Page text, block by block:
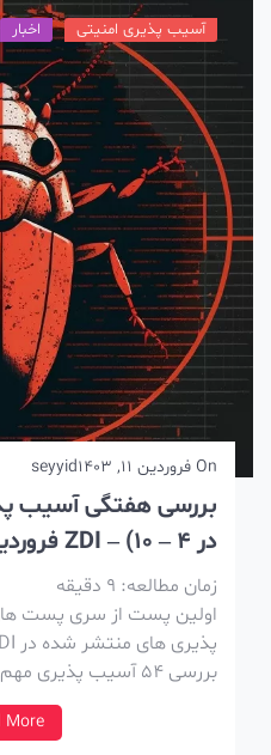
آسیب پذیری امنیتی اخبار
فروردین 11, 1403 seyyid
بررسی هفتگی آسیب
زمان مطالعه:9دقیقه
اولین پست از سری پست های
Read More